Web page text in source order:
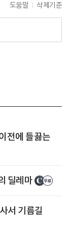
도움말 삭제기준
전에 들끓는
딜레마
서 기름길